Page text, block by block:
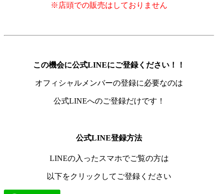
※店頭での販売はしておりません
この機会に公式LINEにご登録ください！！
オフィシャルメンバーの登録に必要なのは
公式LINEへのご登録だけです！
公式LINE登録方法
LINEの入ったスマホでご覧の方は
以下をクリックしてご登録ください